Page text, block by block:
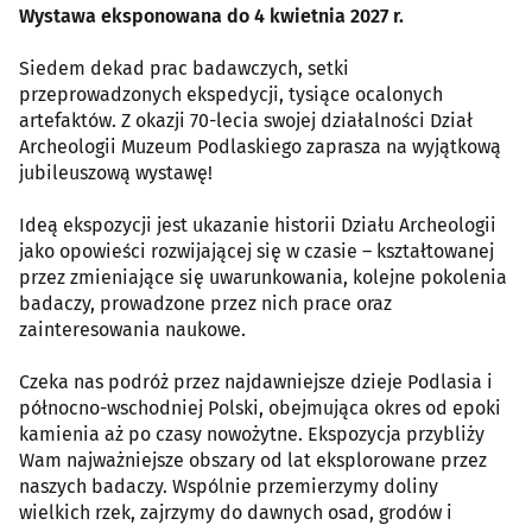
Wystawa eksponowana do 4 kwietnia 2027 r.
Siedem dekad prac badawczych, setki
przeprowadzonych ekspedycji, tysiące ocalonych
artefaktów. Z okazji 70-lecia swojej działalności Dział
Archeologii Muzeum Podlaskiego zaprasza na wyjątkową
jubileuszową wystawę!
Ideą ekspozycji jest ukazanie historii Działu Archeologii
jako opowieści rozwijającej się w czasie – kształtowanej
przez zmieniające się uwarunkowania, kolejne pokolenia
badaczy, prowadzone przez nich prace oraz
zainteresowania naukowe.
Czeka nas podróż przez najdawniejsze dzieje Podlasia i
północno-wschodniej Polski, obejmująca okres od epoki
kamienia aż po czasy nowożytne. Ekspozycja przybliży
Wam najważniejsze obszary od lat eksplorowane przez
naszych badaczy. Wspólnie przemierzymy doliny
wielkich rzek, zajrzymy do dawnych osad, grodów i